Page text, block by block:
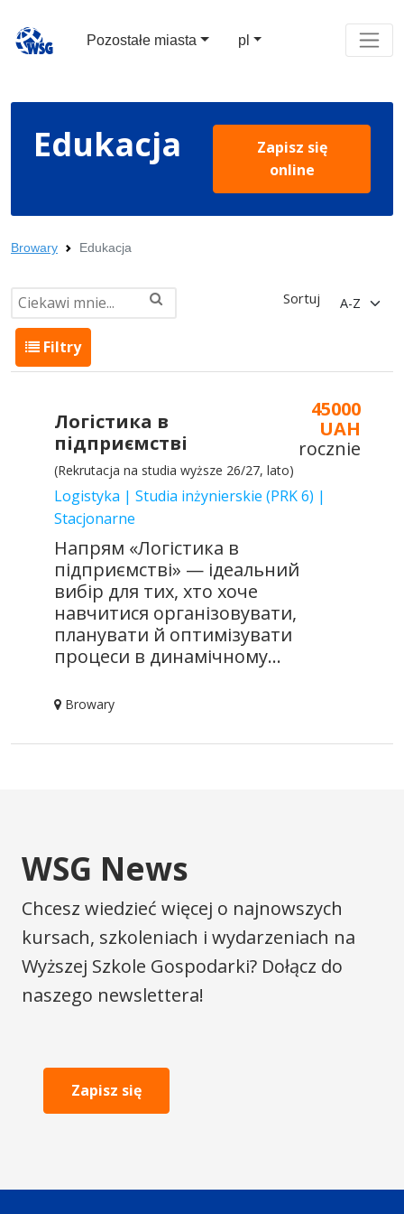
Pozostałe miasta pl
Edukacja
Zapisz się
online
Browary Edukacja
Filtry
Sortuj
Логістика в
підприємстві
45000
UAH
rocznie
(Rekrutacja na studia wyższe 26/27, lato)
Logistyka | Studia inżynierskie (PRK 6) |
Stacjonarne
Напрям «Логістика в
підприємстві» — ідеальний
вибір для тих, хто хоче
навчитися організовувати,
планувати й оптимізувати
процеси в динамічному...
Browary
WSG News
Chcesz wiedzieć więcej o najnowszych
kursach, szkoleniach i wydarzeniach na
Wyższej Szkole Gospodarki? Dołącz do
naszego newslettera!
Zapisz się